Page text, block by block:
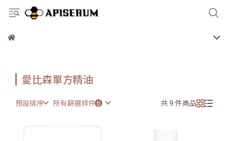
愛比森單方精油
預設排序 所有篩選條件 共 9 件商品